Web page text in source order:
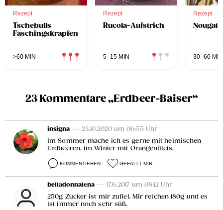
Rezept
Tschebulls
Faschingskrapfen
>60 MIN
Rezept
Rucola-Aufstrich
5–15 MIN
Rezept
30–60 MIN
23 Kommentare „Erdbeer-Baiser“
insigna — 23.10.2020 um 06:55 Uhr
Im Sommer mache ich es gerne mit heimischen
Erdbeeren, im Winter mit Orangenfilets.
KOMMENTIEREN GEFÄLLT MIR
belladonnalena — 17.6.2017 um 08:12 Uhr
250g Zucker ist mir zufiel. Mir reichen 180g und es
ist immer noch sehr süß.